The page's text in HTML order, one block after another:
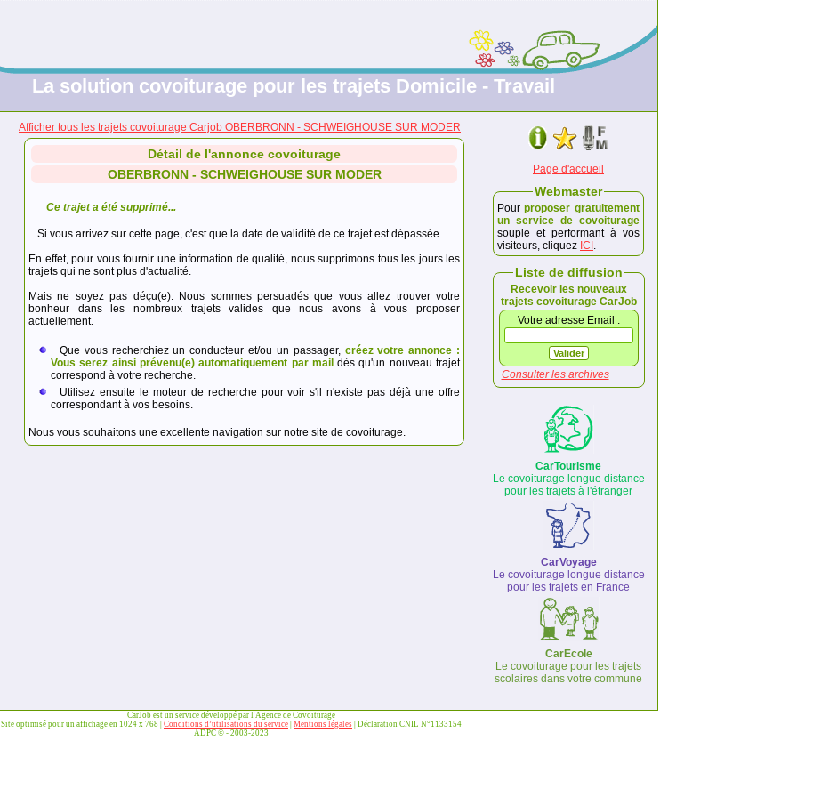
La solution covoiturage pour les trajets Domicile - Travail
Afficher tous les trajets covoiturage Carjob OBERBRONN - SCHWEIGHOUSE SUR MODER
Détail de l'annonce covoiturage
OBERBRONN - SCHWEIGHOUSE SUR MODER
Ce trajet a été supprimé...
Si vous arrivez sur cette page, c'est que la date de validité de ce trajet est dépassée.
En effet, pour vous fournir une information de qualité, nous supprimons tous les jours les
trajets qui ne sont plus d'actualité.
Mais ne soyez pas déçu(e). Nous sommes persuadés que vous allez trouver votre
bonheur dans les nombreux trajets valides que nous avons à vous proposer
actuellement.
Que vous recherchiez un conducteur et/ou un passager, créez votre annonce :
Vous serez ainsi prévenu(e) automatiquement par mail dès qu'un nouveau trajet
correspond à votre recherche.
Utilisez ensuite le moteur de recherche pour voir s'il n'existe pas déjà une offre
correspondant à vos besoins.
Nous vous souhaitons une excellente navigation sur notre site de covoiturage.
Page d'accueil
Webmaster
Pour proposer gratuitement
un service de covoiturage
souple et performant à vos
visiteurs, cliquez ICI .
Liste de diffusion
Recevoir les nouveaux
trajets covoiturage CarJob
Votre adresse Email :
Consulter les archives
CarTourisme
Le covoiturage longue distance
pour les trajets à l'étranger
CarVoyage
Le covoiturage longue distance
pour les trajets en France
CarEcole
Le covoiturage pour les trajets
scolaires dans votre commune
CarJob est un service développé par l'Agence de Covoiturage
Site optimisé pour un affichage en 1024 x 768 | Conditions d’utilisations du service Mentions légales | Déclaration CNIL N°1133154
ADPC © - 2003-2023